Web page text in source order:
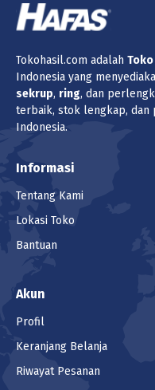
Tokohasil.com adalah Toko
Indonesia yang
sekrup, ring, dan
terbaik, stok lengkap, dan
Indonesia.
Informasi
Tentang Kami
Lokasi Toko
Bantuan
Akun
Profil
Keranjang Belanja
Riwayat Pesanan